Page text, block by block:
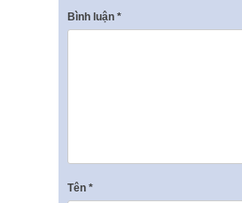
Bình luận *
Tên *